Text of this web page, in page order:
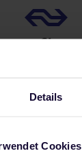
Details
Cookies